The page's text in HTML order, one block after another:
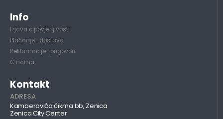
Info
Izjava o povjerljivosti
Plaćanje i dostava
Reklamacije i prigovori
O nama
Kontakt
ADRESA
Kamberovića čikma bb, Zenica
Zenica City Center